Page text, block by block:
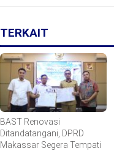
TERKAIT
BAST Renovasi
Ditandatangani, DPRD
Makassar Segera Tempati